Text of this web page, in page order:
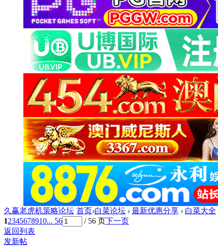
久赢老虎机策略论坛 首页›白菜论坛 › 最新优惠分享 › 白菜大全
12345678910... 56 / 56 页下一页
返回列表
发新帖